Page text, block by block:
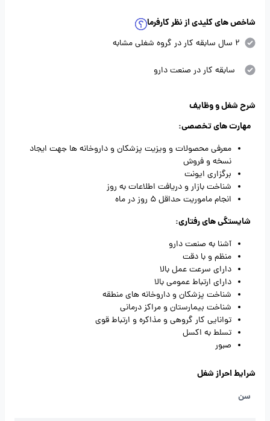
شاخص های کلیدی از نظر کارفرما
2 سال سابقه کار در گروه شغلی مشابه
سابقه کار در صنعت دارو
شرح شغل و وظایف
مهارت های تخصصی:
معرفی محصولات و ویزیت پزشکان و داروخانه ها جهت ایجاد
نسخه و فروش
برگزاری ایونت
شناخت بازار و دریافت اطلاعات به روز
انجام ماموریت حداقل 5 روز در ماه
شایستگی های رفتاری:
آشنا به صنعت دارو
منظم و با دقت
دارای سرعت عمل بالا
دارای ارتباط عمومی بالا
شناخت پزشکان و داروخانه های منطقه
شناخت بیمارستان و مراکز درمانی
توانایی کار گروهی و مذاکره و ارتباط قوی
تسلط به اکسل
صبور
شرایط احراز شغل
سن